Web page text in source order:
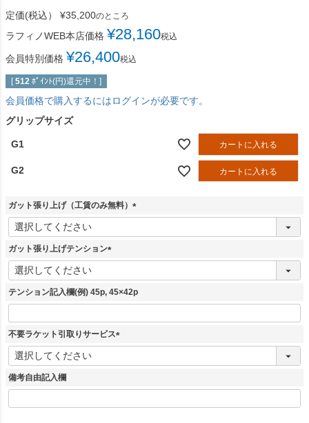
定価(税込） ¥35,200のところ
ラフィノWEB本店価格 ¥28,160税込
会員特別価格 ¥26,400税込
[ 512 ﾎﾟｲﾝﾄ(円)還元中！]
会員価格で購入するにはログインが必要です。
グリップサイズ
G1 カートに入れる
G2 カートに入れる
ガット張り上げ（工賃のみ無料）
(
ガット張り上げテンション
(
須
テンション記入欄(例) 45p, 45×42p
不要ラケット引取りサービス
(
備考自由記入欄